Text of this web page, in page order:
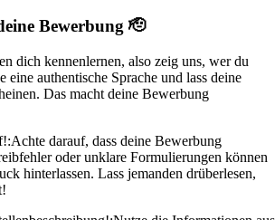
Bewerbung 🫡
dich kennenlernen, also zeig uns, wer du
authentische Sprache und lass deine
Das macht deine Bewerbung
Achte darauf, dass deine Bewerbung
oder unklare Formulierungen können
hinterlassen. Lass jemanden drüberlesen,